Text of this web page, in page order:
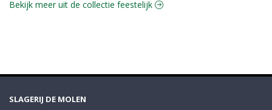
Bekijk meer uit de collectie feestelijk
SLAGERIJ DE MOLEN